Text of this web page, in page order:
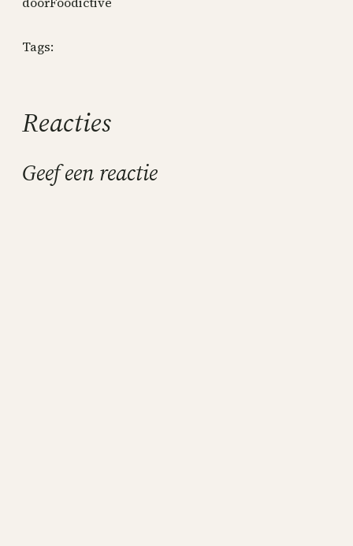
Tags:
Reacties
Geef een reactie